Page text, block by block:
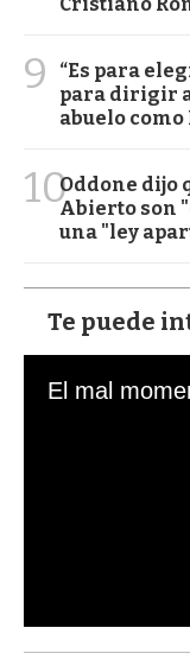
9
“Es para
para dirigir
abuelo como
10Oddone dijo
Abierto son
una "ley
Te puede
s